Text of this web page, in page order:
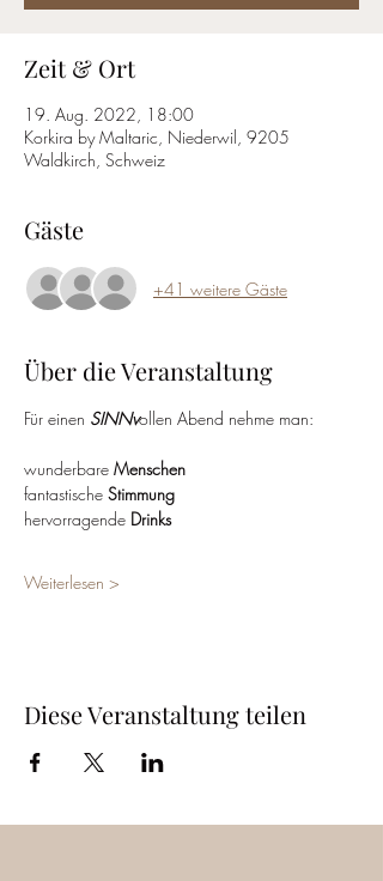
Zeit & Ort
19. Aug. 2022, 18:00
Korkira by Maltaric, Niederwil, 9205
Waldkirch, Schweiz
Gäste
+41 weitere Gäste
Über die Veranstaltung
Für einen SINNvollen Abend nehme man:
wunderbare Menschen
fantastische Stimmung
hervorragende Drinks
Weiterlesen >
Diese Veranstaltung teilen